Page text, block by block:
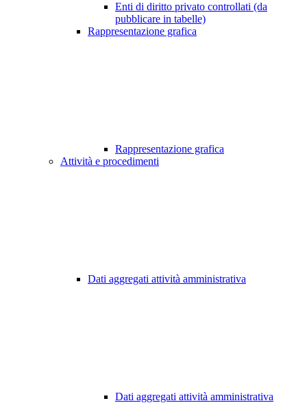
Enti di diritto privato controllati (da
pubblicare in tabelle)
Rappresentazione grafica
Rappresentazione grafica
Attività e procedimenti
Dati aggregati attività amministrativa
Dati aggregati attività amministrativa